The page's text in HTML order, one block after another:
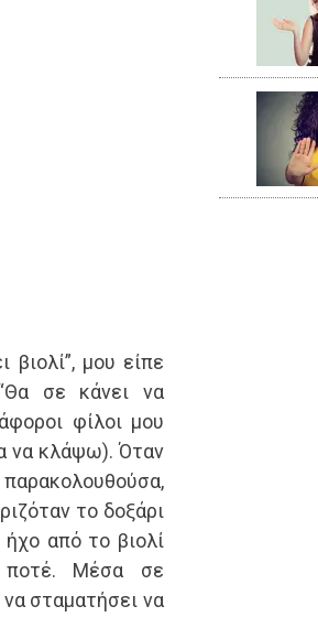
βιολί”, μου είπε
σε κάνει να
φίλοι μου
να κλάψω). Όταν
το δοξάρι
ήχο από το βιολί
ποτέ. Μέσα σε
σταματήσει να